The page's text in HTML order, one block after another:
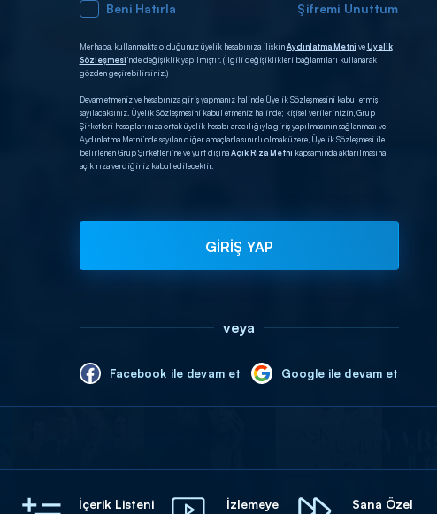
Beni Hatırla Şifremi Unuttum
Merhaba, kullanmakta olduğunuz üyelik hesabınıza ilişkinAydınlatma Metni veÜyelik
Sözleşmesi’nde değişiklik yapılmıştır. (İlgili değişiklikleri bağlantıları kullanarak
gözden geçirebilirsiniz.)
Devam etmeniz ve hesabınıza giriş yapmanız halinde Üyelik Sözleşmesini kabul etmiş
sayılacaksınız. Üyelik Sözleşmesini kabul etmeniz halinde; kişisel verilerinizin, Grup
Şirketleri hesaplarınıza ortak üyelik hesabı aracılığıyla giriş yapılmasının sağlanması ve
Aydınlatma Metni’nde sayılan diğer amaçlarla sınırlı olmak üzere, Üyelik Sözleşmesi ile
belirlenen Grup Şirketleri’ne ve yurt dışınaAçık Rıza Metni kapsamında aktarılmasına
açık rıza verdiğiniz kabul edilecektir.
GİRİŞ YAP
veya
Facebook ile devam et Google ile devam et
İçerik Listeni
İzlemeye
Sana Özel